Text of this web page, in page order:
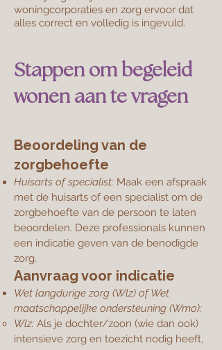
woningcorporaties en zorg ervoor dat
alles correct en volledig is ingevuld.
Stappen om begeleid
wonen aan te vragen
Beoordeling van de
zorgbehoefte
Huisarts of specialist: Maak een afspraak
met de huisarts of een specialist om de
zorgbehoefte van de persoon te laten
beoordelen. Deze professionals kunnen
een indicatie geven van de benodigde
zorg.
Aanvraag voor indicatie
Wet langdurige zorg (Wlz) of Wet
maatschappelijke ondersteuning (Wmo):
Wlz: Als je dochter/zoon (wie dan ook)
intensieve zorg en toezicht nodig heeft,